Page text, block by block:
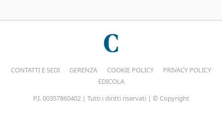
CONTATTI E SEDI GERENZA COOKIE POLICY
PRIVACY POLICY
EDICOLA
P.I. 00357860402 | Tutti i diritti riservati | © Copyright